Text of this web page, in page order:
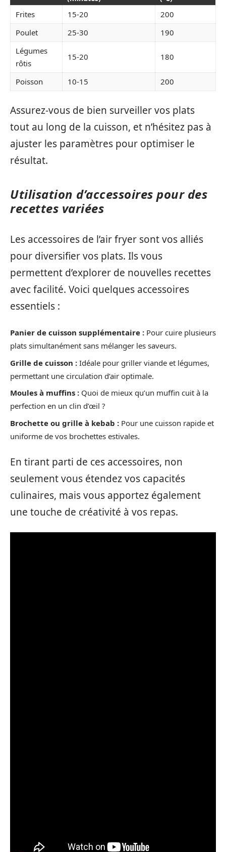
Frites 15-20
200
Poulet
25-30
190
Légumes
rôtis
15-20 180
Poisson 10-15 200
Assurez-vous de bien surveiller vos plats
tout au long de la cuisson, et n’hésitez pas à
ajuster les paramètres pour optimiser le
résultat.
Utilisation d’accessoires pour des
recettes variées
Les accessoires de l’air fryer sont vos alliés
pour diversifier vos plats. Ils vous
permettent d’explorer de nouvelles recettes
avec facilité. Voici quelques accessoires
essentiels :
Panier de cuisson supplémentaire : Pour cuire plusieurs
plats simultanément sans mélanger les saveurs.
Grille de cuisson : Idéale pour griller viande et légumes,
permettant une circulation d’air optimale.
Moules à muffins : Quoi de mieux qu’un muffin cuit à la
perfection en un clin d’œil ?
Brochette ou grille à kebab : Pour une cuisson rapide et
uniforme de vos brochettes estivales.
En tirant parti de ces accessoires, non
seulement vous étendez vos capacités
culinaires, mais vous apportez également
une touche de créativité à vos repas.